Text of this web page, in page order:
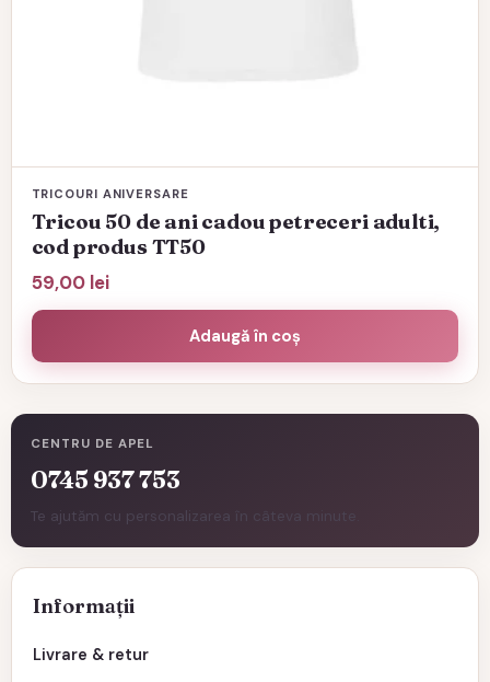
CENTRU DE APEL
0745 937 753
Te ajutăm cu personalizarea în câteva minute.
Informații
Livrare & retur
TRICOURI ANIVERSARE
Tricou 50 de ani cadou petreceri adulti,
cod produs TT50
59,00 lei
Adaugă în coș